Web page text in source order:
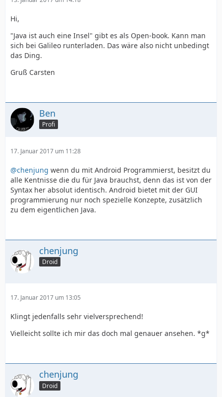
Hi,
"Java ist auch eine Insel" gibt es als Open-book. Kann man
sich bei Galileo runterladen. Das wäre also nicht unbedingt
das Ding.
Gruß Carsten
Ben
Profi
17. Januar 2017 um 11:28
@chenjung wenn du mit Android Programmierst, besitzt du
alle Kentnisse die du für Java brauchst, denn das ist von der
Syntax her absolut identisch. Android bietet mit der GUI
programmierung nur noch spezielle Konzepte, zusätzlich
zu dem eigentlichen Java.
chenjung
Droid
17. Januar 2017 um 13:05
Klingt jedenfalls sehr vielversprechend!
Vielleicht sollte ich mir das doch mal genauer ansehen. *g*
chenjung
Droid